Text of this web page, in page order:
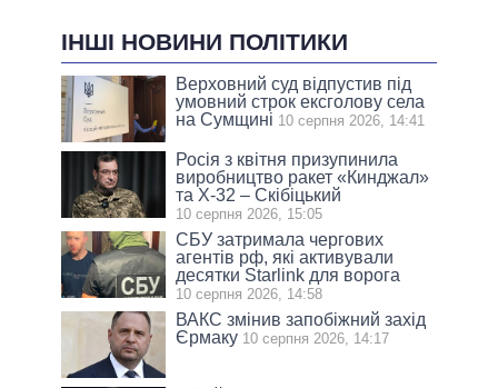
ІНШІ НОВИНИ ПОЛІТИКИ
Верховний суд відпустив під
умовний строк ексголову села
на Сумщині 10 серпня 2026, 14:41
Росія з квітня призупинила
виробництво ракет «Кинджал»
та Х-32 – Скібіцький
10 серпня 2026, 15:05
СБУ затримала чергових
агентів рф, які активували
десятки Starlink для ворога
10 серпня 2026, 14:58
ВАКС змінив запобіжний захід
Єрмаку 10 серпня 2026, 14:17